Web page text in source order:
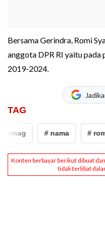
Bersama Gerindra, Romi
anggota DPR RI yaitu
2019-2024.
TAG
# nama # romo